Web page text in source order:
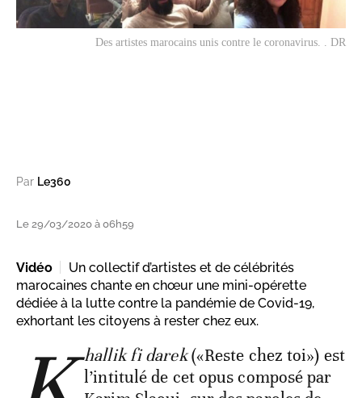
Des artistes marocains unis contre le coronavirus. . DR
Par Le360
Le 29/03/2020 à 06h59
Vidéo
Un collectif d’artistes et de célébrités
marocaines chante en chœur une mini-opérette
dédiée à la lutte contre la pandémie de Covid-19,
exhortant les citoyens à rester chez eux.
hallik fi darek(«Reste chez toi») est
l’intitulé de cet opus composé par